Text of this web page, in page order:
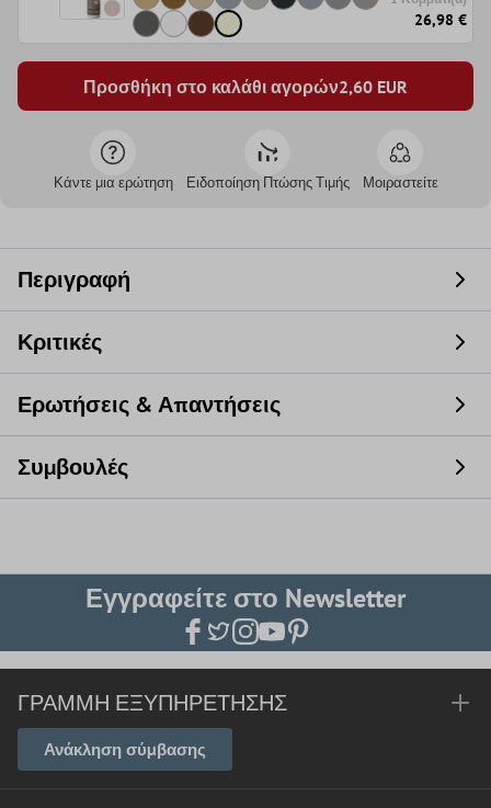
26,98 €
Προσθήκη στο καλάθι αγορών2,60 EUR
Κάντε μια ερώτηση Ειδοποίηση Πτώσης Τιμής Μοιραστείτε
Περιγραφή
Κριτικές
Ερωτήσεις & Απαντήσεις
Συμβουλές
Εγγραφείτε στο Newsletter
ΓΡΑΜΜΉ ΕΞΥΠΗΡΈΤΗΣΗΣ
Ανάκληση σύμβασης